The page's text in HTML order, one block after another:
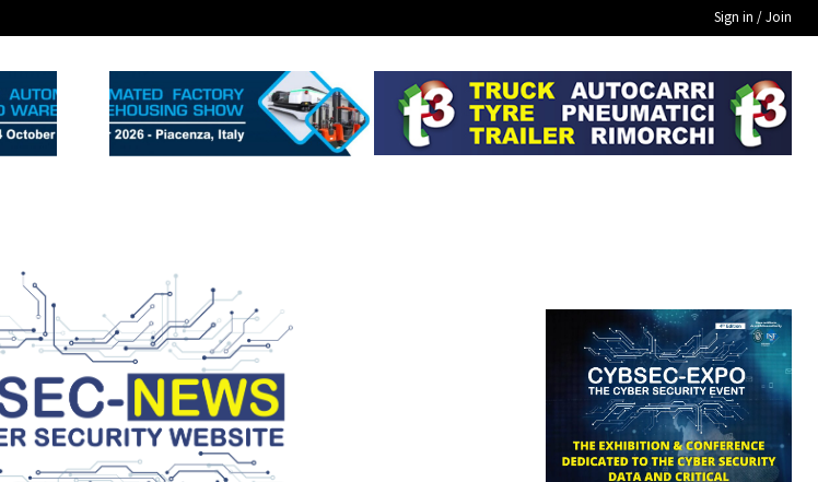
Sign in / Join